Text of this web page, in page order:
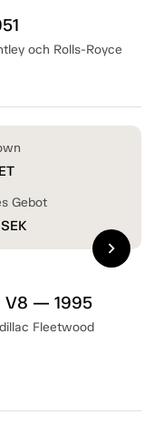
och Rolls-Royce
V8 — 1995
Fleetwood
Gebot
SEK
chevron_right